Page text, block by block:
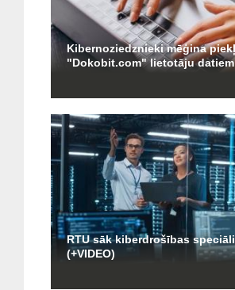
Kibernoziedznieki mēģina
"Dokobit.com" lietotāju datiem
RTU sāk kiberdrošības
(+VIDEO)